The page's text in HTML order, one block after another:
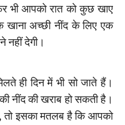
आपको रात को कुछ खाए
खाना अच्छी नींद के लिए एक
नहीं देगी।
ही दिन में भी सो जाते हैं।
नींद की खराब हो सकती है।
तो इसका मतलब है कि आपको